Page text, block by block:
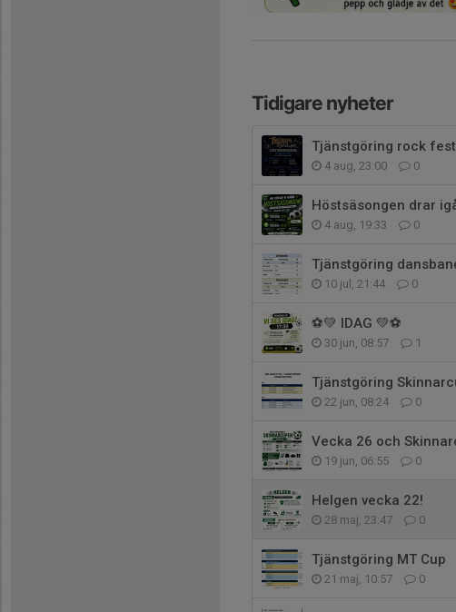
Tidigare nyheter
Tjänstgöring rock
4 aug, 23:00 0
Höstsäsongen drar
4 aug, 19:33 0
Tjänstgöring
10 jul, 21:44 0
⚽️💚 IDAG 💚⚽️
30 jun, 08:57 1
Tjänstgöring
22 jun, 08:24 0
Vecka 26 och
19 jun, 06:55 0
Helgen vecka 22!
28 maj, 23:47 0
Tjänstgöring MT Cup
21 maj, 10:57 0